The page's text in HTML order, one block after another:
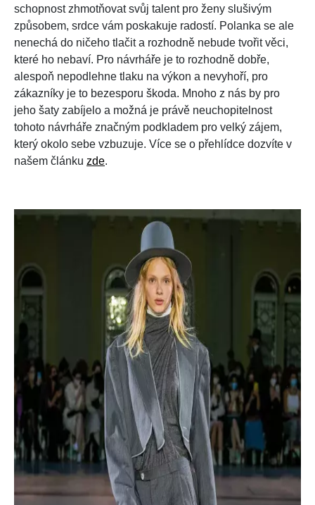
schopnost zhmotňovat svůj talent pro ženy slušivým
způsobem, srdce vám poskakuje radostí. Polanka se ale
nenechá do ničeho tlačit a rozhodně nebude tvořit věci,
které ho nebaví. Pro návrháře je to rozhodně dobře,
alespoň nepodlehne tlaku na výkon a nevyhoří, pro
zákazníky je to bezesporu škoda. Mnoho z nás by pro
jeho šaty zabíjelo a možná je právě neuchopitelnost
tohoto návrháře značným podkladem pro velký zájem,
který okolo sebe vzbuzuje. Více se o přehlídce dozvíte v
našem článku zde.